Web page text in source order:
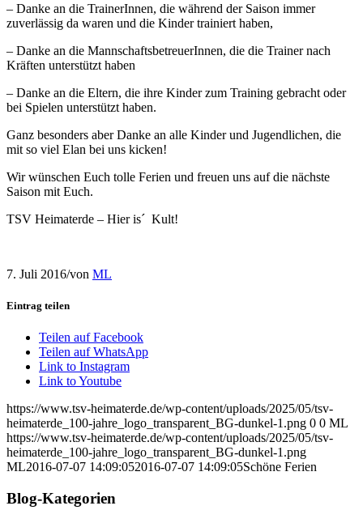
– Danke an die TrainerInnen, die während der Saison immer
zuverlässig da waren und die Kinder trainiert haben,
– Danke an die MannschaftsbetreuerInnen, die die Trainer nach
Kräften unterstützt haben
– Danke an die Eltern, die ihre Kinder zum Training gebracht oder
bei Spielen unterstützt haben.
Ganz besonders aber Danke an alle Kinder und Jugendlichen, die
mit so viel Elan bei uns kicken!
Wir wünschen Euch tolle Ferien und freuen uns auf die nächste
Saison mit Euch.
TSV Heimaterde – Hier is´ Kult!
7. Juli 2016/von ML
Eintrag teilen
Teilen auf Facebook
Teilen auf WhatsApp
Link to Instagram
Link to Youtube
https://www.tsv-heimaterde.de/wp-content/uploads/2025/05/tsv-
heimaterde_100-jahre_logo_transparent_BG-dunkel-1.png 0 0 ML
https://www.tsv-heimaterde.de/wp-content/uploads/2025/05/tsv-
heimaterde_100-jahre_logo_transparent_BG-dunkel-1.png
ML2016-07-07 14:09:052016-07-07 14:09:05Schöne Ferien
Blog-Kategorien